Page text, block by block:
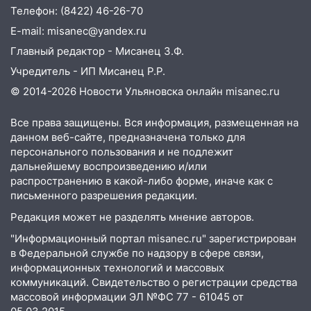
11:16
В Ульяновске открыли памятную
доску декабристу Кондратию Рылееву
10:40 В Ульяновске спасатели ночью
нашли потерявшегося в заброшенных
садах 79-летнего мужчину
10:26 На нескольких улицах Ульяновска
временно отключили холодную воду
10:14 В Ульяновске двоих участников
коррупционной схемы при ЦГКБ
отправили в колонию на 7 и 8 лет
09:52
Ночью беспилотники сбили над
соседними Татарстаном и Саратовской
областью
09:41 Диана Шурыгина уверовала в
Бога в СИЗО
Телефон: (8422) 46-26-70
E-mail: misanec@yandex.ru
Главный редактор - Мисанец З.Ф.
Учредитель - ИП Мисанец Р.Р.
© 2014-2026 Новости Ульяновска онлайн misanec.ru
Все права защищены. Вся информация, размещенная на
данном веб-сайте, предназначена только для
персонального пользования и не подлежит
дальнейшему воспроизведению и/или
распространению в какой-либо форме, иначе как с
письменного разрешения редакции.
Редакция может не разделять мнение авторов.
"Информационный портал misanec.ru" зарегистрирован
в Федеральной службе по надзору в сфере связи,
информационных технологий и массовых
коммуникаций. Свидетельство о регистрации средства
массовой информации ЭЛ №ФС 77 - 61045 от